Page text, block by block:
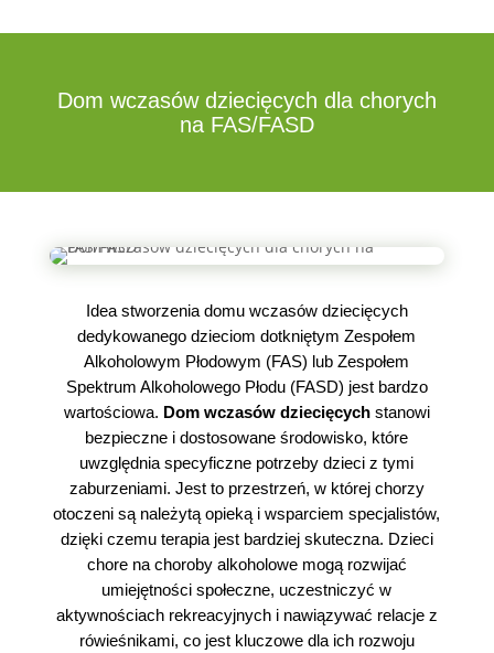
Dom wczasów dziecięcych dla chorych
na FAS/FASD
Idea stworzenia domu wczasów dziecięcych
dedykowanego dzieciom dotkniętym Zespołem
Alkoholowym Płodowym (FAS) lub Zespołem
Spektrum Alkoholowego Płodu (FASD) jest bardzo
wartościowa. Dom wczasów dziecięcychstanowi
bezpieczne i dostosowane środowisko, które
uwzględnia specyficzne potrzeby dzieci z tymi
zaburzeniami. Jest to przestrzeń, w której chorzy
otoczeni są należytą opieką i wsparciem specjalistów,
dzięki czemu terapia jest bardziej skuteczna. Dzieci
chore na choroby alkoholowe mogą rozwijać
umiejętności społeczne, uczestniczyć w
aktywnościach rekreacyjnych i nawiązywać relacje z
rówieśnikami, co jest kluczowe dla ich rozwoju